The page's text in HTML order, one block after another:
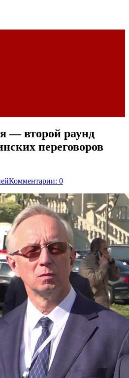
— второй раунд
переговоров
Комментарии: 0